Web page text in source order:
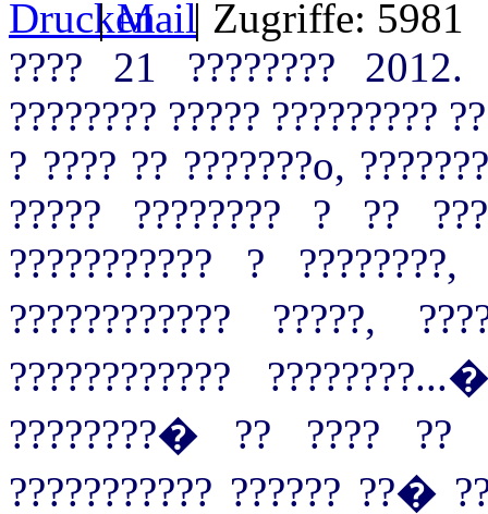
|
| Zugriffe: 5981
???? 21 ???????? 2012.
???????? ????? ?????????
? ???? ?? ???????o,
????? ???????? ? ??
??????????? ?
???????????? ?????,
????????????
????????� ?? ???? ??
??????????? ?????? ??�